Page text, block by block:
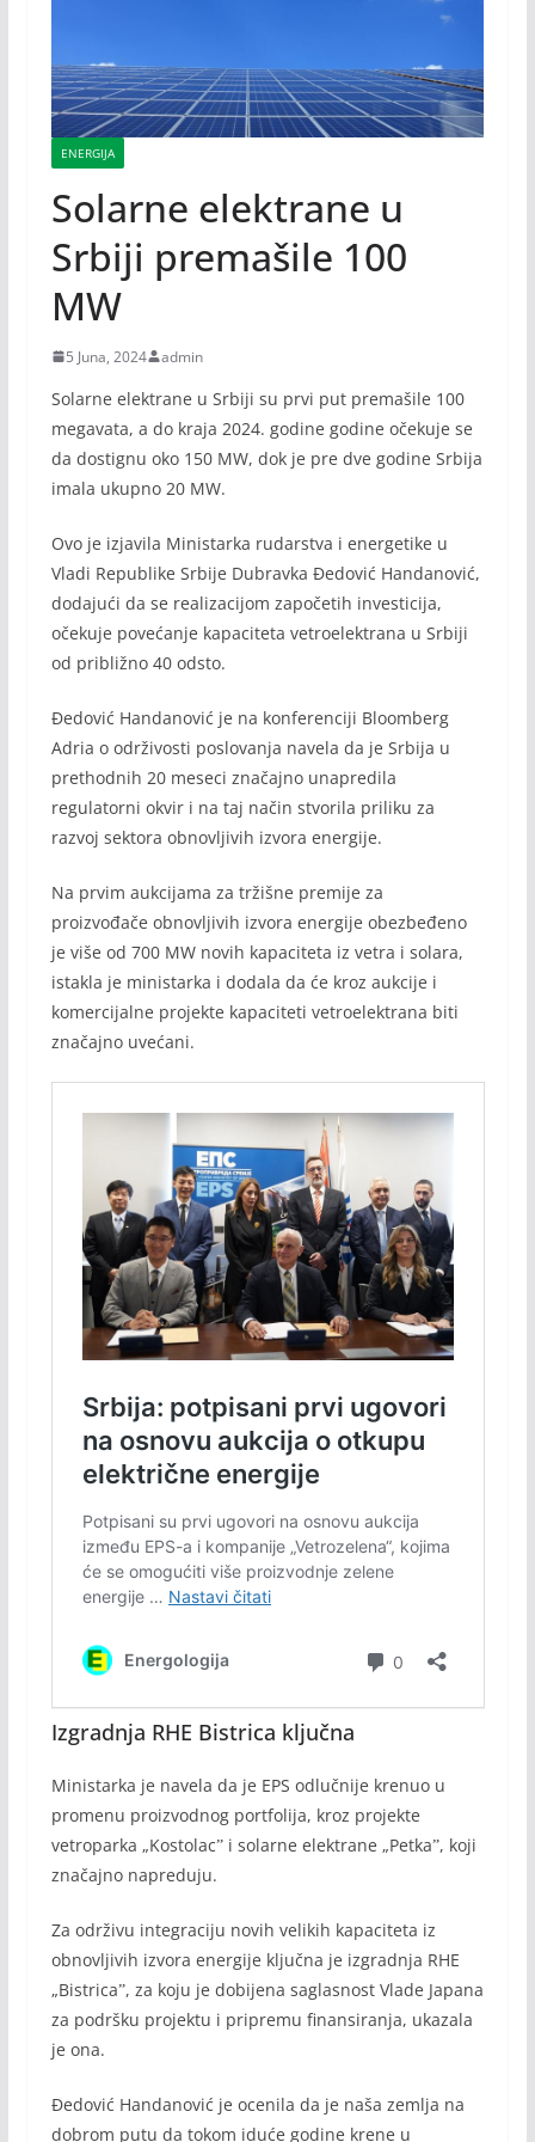
ENERGIJA
Solarne elektrane u
Srbiji premašile 100
MW
5 Juna, 2024 admin
Solarne elektrane u Srbiji su prvi put premašile 100
megavata, a do kraja 2024. godine godine očekuje se
da dostignu oko 150 MW, dok je pre dve godine Srbija
imala ukupno 20 MW.
Ovo je izjavila Ministarka rudarstva i energetike u
Vladi Republike Srbije Dubravka Đedović Handanović,
dodajući da se realizacijom započetih investicija,
očekuje povećanje kapaciteta vetroelektrana u Srbiji
od približno 40 odsto.
Đedović Handanović je na konferenciji Bloomberg
Adria o održivosti poslovanja navela da je Srbija u
prethodnih 20 meseci značajno unapredila
regulatorni okvir i na taj način stvorila priliku za
razvoj sektora obnovljivih izvora energije.
Na prvim aukcijama za tržišne premije za
proizvođače obnovljivih izvora energije obezbeđeno
je više od 700 MW novih kapaciteta iz vetra i solara,
istakla je ministarka i dodala da će kroz aukcije i
komercijalne projekte kapaciteti vetroelektrana biti
značajno uvećani.
Izgradnja RHE Bistrica ključna
Ministarka je navela da je EPS odlučnije krenuo u
promenu proizvodnog portfolija, kroz projekte
vetroparka „Kostolacˮ i solarne elektrane „Petkaˮ, koji
značajno napreduju.
Za održivu integraciju novih velikih kapaciteta iz
obnovljivih izvora energije ključna je izgradnja RHE
„Bistricaˮ, za koju je dobijena saglasnost Vlade Japana
za podršku projektu i pripremu finansiranja, ukazala
je ona.
Đedović Handanović je ocenila da je naša zemlja na
dobrom putu da tokom iduće godine krene u